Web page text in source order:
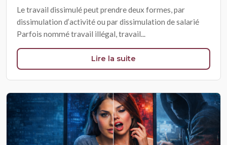
Le travail dissimulé peut prendre deux formes, par
dissimulation d’activité ou par dissimulation de salarié
Parfois nommé travail illégal, travail...
Lire la suite